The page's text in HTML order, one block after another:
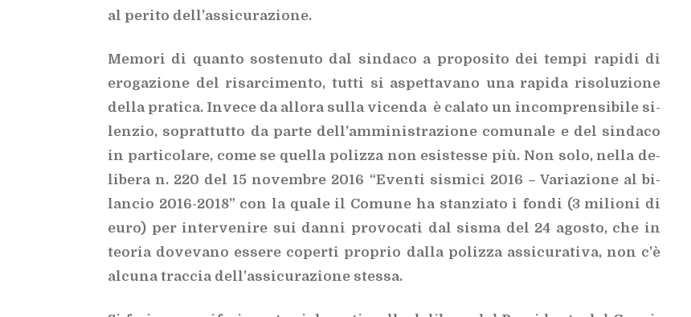
al pe­ri­to del­l’as­si­cu­ra­zio­ne.
Me­mo­ri di quan­to so­ste­nu­to dal sin­da­co a pro­po­si­to dei tem­pi ra­pi­di di
ero­ga­zio­ne del ri­sar­ci­men­to, tut­ti si aspet­ta­va­no una ra­pi­da ri­so­lu­zio­ne
del­la pra­ti­ca. In­ve­ce da al­lo­ra sul­la vi­cen­da è ca­la­to un in­com­pren­si­bi­le si­
len­zio, so­prat­tut­to da par­te del­l’am­mi­ni­stra­zio­ne co­mu­na­le e del sin­da­co
in par­ti­co­la­re, come se quel­la po­liz­za non esi­stes­se più. Non solo, nel­la de­
li­be­ra n. 220 del 15 no­vem­bre 2016 “Even­ti si­smi­ci 2016 – Va­ria­zio­ne al bi­
lan­cio 2016-2018” con la qua­le il Co­mu­ne ha stan­zia­to i fon­di (3 mi­lio­ni di
euro) per in­ter­ve­ni­re sui dan­ni pro­vo­ca­ti dal si­sma del 24 ago­sto, che in
teo­ria do­ve­va­no es­se­re co­per­ti pro­prio dal­la po­liz­za as­si­cu­ra­ti­va, non c’è
al­cu­na trac­cia del­l’as­si­cu­ra­zio­ne stes­sa.